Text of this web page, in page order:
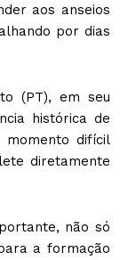
aos anseios
por dias
(PT), em seu
histórica de
momento difícil
diretamente
não só
a formação